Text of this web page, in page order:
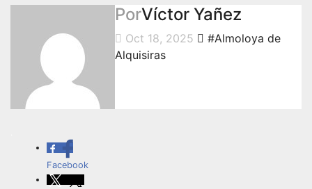
PorVíctor Yañez
Oct 18, 2025
#Almoloya de
Alquisiras
Facebook